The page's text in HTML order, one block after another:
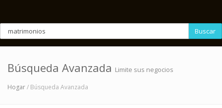
Buscar
Búsqueda Avanzada Limite sus negocios
Hogar/ Búsqueda Avanzada